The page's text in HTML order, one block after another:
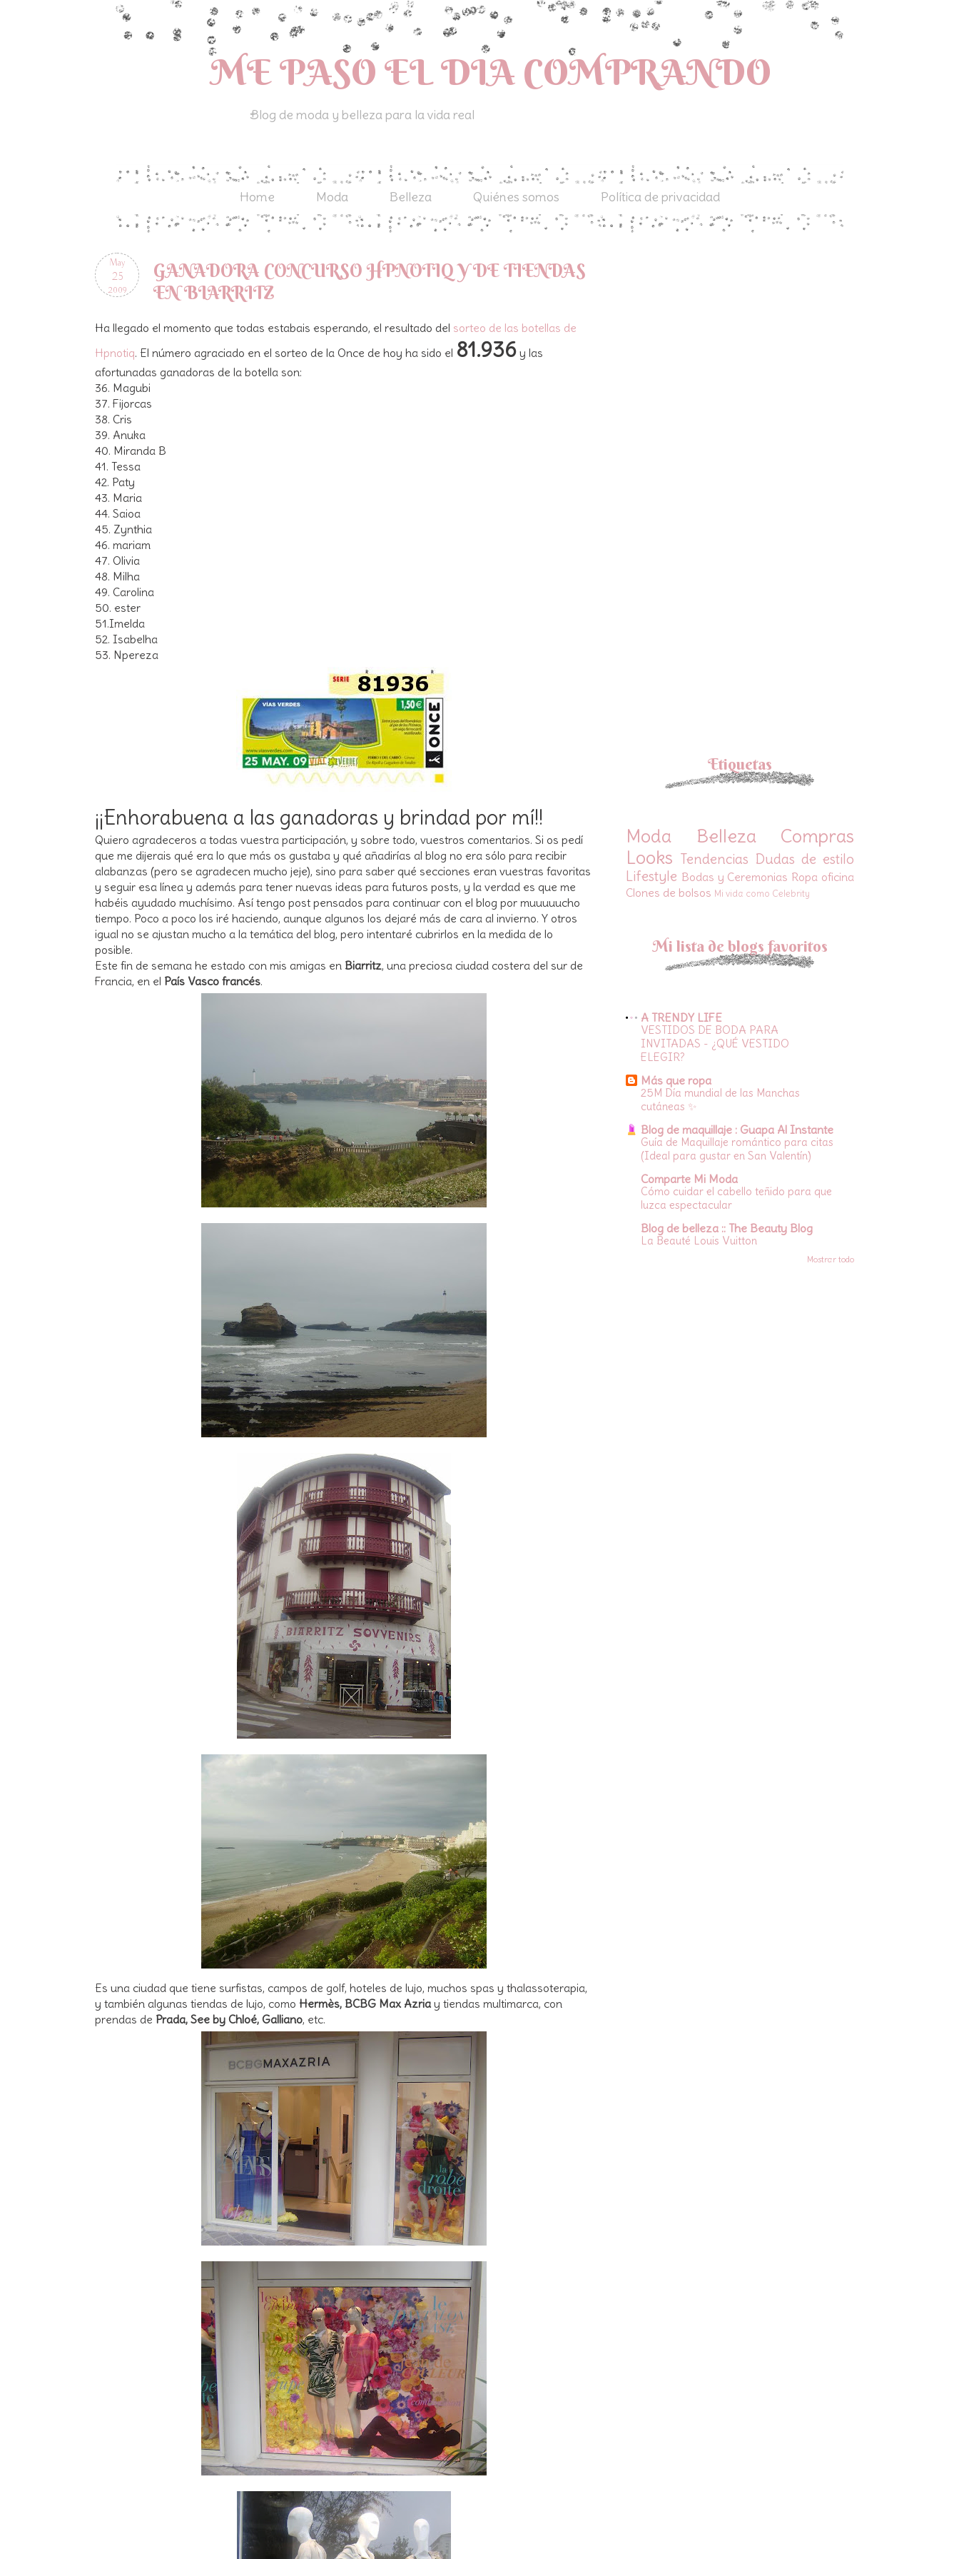
ME PASO EL DIA COMPRANDO
Blog de moda y belleza para la vida real
Home Moda Belleza Quiénes somos Política de privacidad
May
25
2009
GANADORA CONCURSO HPNOTIQ Y DE TIENDAS
EN BIARRITZ
Ha llegado el momento que todas estabais esperando, el resultado del sorteo de las botellas de
Hpnotiq. El número agraciado en el sorteo de la Once de hoy ha sido el 81.936 y las
afortunadas ganadoras de la botella son:
36. Magubi
37. Fijorcas
38. Cris
39. Anuka
40. Miranda B
41. Tessa
42. Paty
43. Maria
44. Saioa
45. Zynthia
46. mariam
47. Olivia
48. Milha
49. Carolina
50. ester
51.Imelda
52. Isabelha
53. Npereza
¡¡Enhorabuena a las ganadoras y brindad por mí!!
Quiero agradeceros a todas vuestra participación, y sobre todo, vuestros comentarios. Si os pedí
que me dijerais qué era lo que más os gustaba y qué añadirías al blog no era sólo para recibir
alabanzas (pero se agradecen mucho jeje), sino para saber qué secciones eran vuestras favoritas
y seguir esa línea y además para tener nuevas ideas para futuros posts, y la verdad es que me
habéis ayudado muchísimo. Así tengo post pensados para continuar con el blog por muuuuucho
tiempo. Poco a poco los iré haciendo, aunque algunos los dejaré más de cara al invierno. Y otros
igual no se ajustan mucho a la temática del blog, pero intentaré cubrirlos en la medida de lo
posible.
Este fin de semana he estado con mis amigas en Biarritz, una preciosa ciudad costera del sur de
Francia, en el País Vasco francés.
Es una ciudad que tiene surfistas, campos de golf, hoteles de lujo, muchos spas y thalassoterapia,
y también algunas tiendas de lujo, como Hermès, BCBG Max Azria y tiendas multimarca, con
prendas de Prada, See by Chloé, Galliano, etc.
Etiquetas
Moda Belleza
Compras
Looks Tendencias Dudas de estilo
Lifestyle Bodas y Ceremonias Ropa oficina
Clones de bolsos Mi vida como Celebrity
Mi lista de blogs favoritos
A TRENDY LIFE
VESTIDOS DE BODA PARA
INVITADAS - ¿QUÉ VESTIDO
ELEGIR?
Más que ropa
25M Día mundial de las Manchas
cutáneas ✨
Blog de maquillaje : Guapa Al Instante
Guía de Maquillaje romántico para citas
(Ideal para gustar en San Valentín)
Comparte Mi Moda
Cómo cuidar el cabello teñido para que
luzca espectacular
Blog de belleza :: The Beauty Blog
La Beauté Louis Vuitton
Mostrar todo